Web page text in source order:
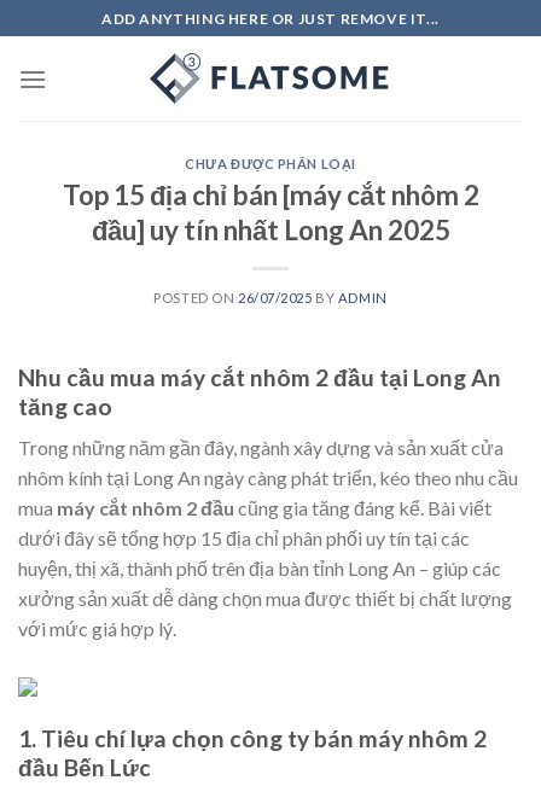
to
content
ADD ANYTHING HERE OR JUST REMOVE IT...
CHƯA ĐƯỢC PHÂN LOẠI
Top 15 địa chỉ bán [máy cắt nhôm 2
đầu] uy tín nhất Long An 2025
POSTED ON 26/07/2025 BY ADMIN
Nhu cầu mua máy cắt nhôm 2 đầu tại Long An
tăng cao
Trong những năm gần đây, ngành xây dựng và sản xuất cửa
nhôm kính tại Long An ngày càng phát triển, kéo theo nhu cầu
mua máy cắt nhôm 2 đầu cũng gia tăng đáng kể. Bài viết
dưới đây sẽ tổng hợp 15 địa chỉ phân phối uy tín tại các
huyện, thị xã, thành phố trên địa bàn tỉnh Long An – giúp các
xưởng sản xuất dễ dàng chọn mua được thiết bị chất lượng
với mức giá hợp lý.
1. Tiêu chí lựa chọn công ty bán máy nhôm 2
đầu Bến Lức